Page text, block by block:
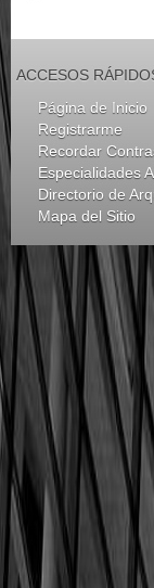
ACCESOS
Página de Inicio
Registrarme
Recordar
Especialidades
Directorio de
Mapa del Sitio